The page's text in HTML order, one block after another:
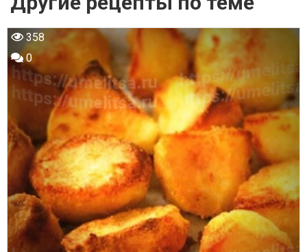
358
0